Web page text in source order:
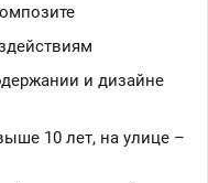
и дизайне
10 лет, на улице –